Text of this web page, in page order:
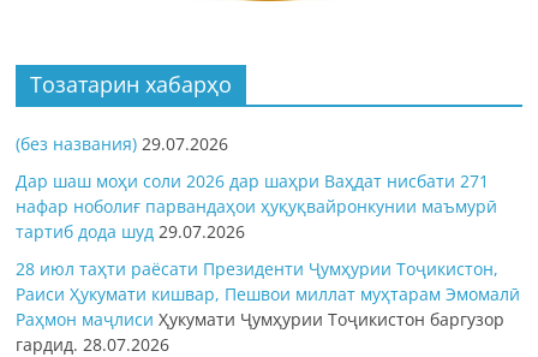
Тозатарин хабарҳо
(без названия) 29.07.2026
Дар шаш моҳи соли 2026 дар шаҳри Ваҳдат нисбати 271
нафар ноболиғ парвандаҳои ҳуқуқвайронкунии маъмурӣ
тартиб дода шуд 29.07.2026
28 июл таҳти раёсати Президенти Ҷумҳурии Тоҷикистон,
Раиси Ҳукумати кишвар, Пешвои миллат муҳтарам Эмомалӣ
Раҳмон маҷлисиҲукумати Ҷумҳурии Тоҷикистон баргузор
гардид.28.07.2026